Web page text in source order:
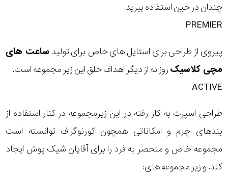
چندان در حین استفاده ببرید.
PREMIER
پیروی از طراحی برای استایل های خاص برای تولید ساعت های
مچی کلاسیکروزانه از دیگر اهداف خلق این زیر مجموعه است.
ACTIVE
طراحی اسپرت به کار رفته در این زیرمجموعه در کنار استفاده از
بندهای چرم و امکاناتی همچون کورنوگراف توانسته است
مجموعه خاص و منحصر به فرد را برای آقایان شیک پوش ایجاد
کند. و زیر مجموعه های: